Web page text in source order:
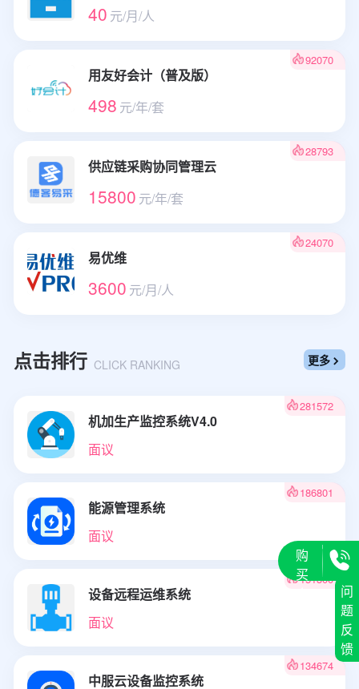
问
题
反
馈
40 元/月/人
用友好会计（普及版）
498 元/年/套
92070
供应链采购协同管理云
15800 元/年/套
28793
易优维
3600 元/月/人
24070
点击排行 CLICK RANKING 更多 
机加生产监控系统V4.0
面议
281572
能源管理系统
面议
186801
设备远程运维系统
面议
151300
中服云设备监控系统
134674
购
买